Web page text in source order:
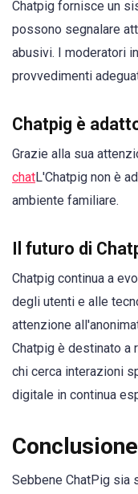
Chatpig fornisce un
possono segnalare
abusivi. I moderatori
provvedimenti
Chatpig è
Grazie alla sua
chatL'Chatpig non è
ambiente familiare.
Il futuro di
Chatpig continua a
degli utenti e alle
attenzione
Chatpig è destinato a
chi cerca interazioni
digitale in continua
Conclusione
Sebbene ChatPig sia